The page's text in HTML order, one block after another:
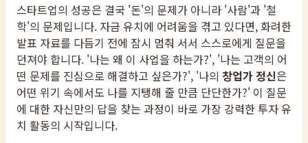
스타트업의 성공은 결국 '돈'의 문제가 아니라 '사람'과 '철
학'의 문제입니다. 자금 유치에 어려움을 겪고 있다면, 화려한
발표 자료를 다듬기 전에 잠시 멈춰 서서 스스로에게 질문을
던져야 합니다. '나는 왜 이 사업을 하는가?', '나는 고객의 어
떤 문제를 진심으로 해결하고 싶은가?', '나의 창업가 정신은
어떤 위기 속에서도 나를 지탱해 줄 만큼 단단한가?' 이 질문
에 대한 자신만의 답을 찾는 과정이 바로 가장 강력한 투자 유
치 활동의 시작입니다.